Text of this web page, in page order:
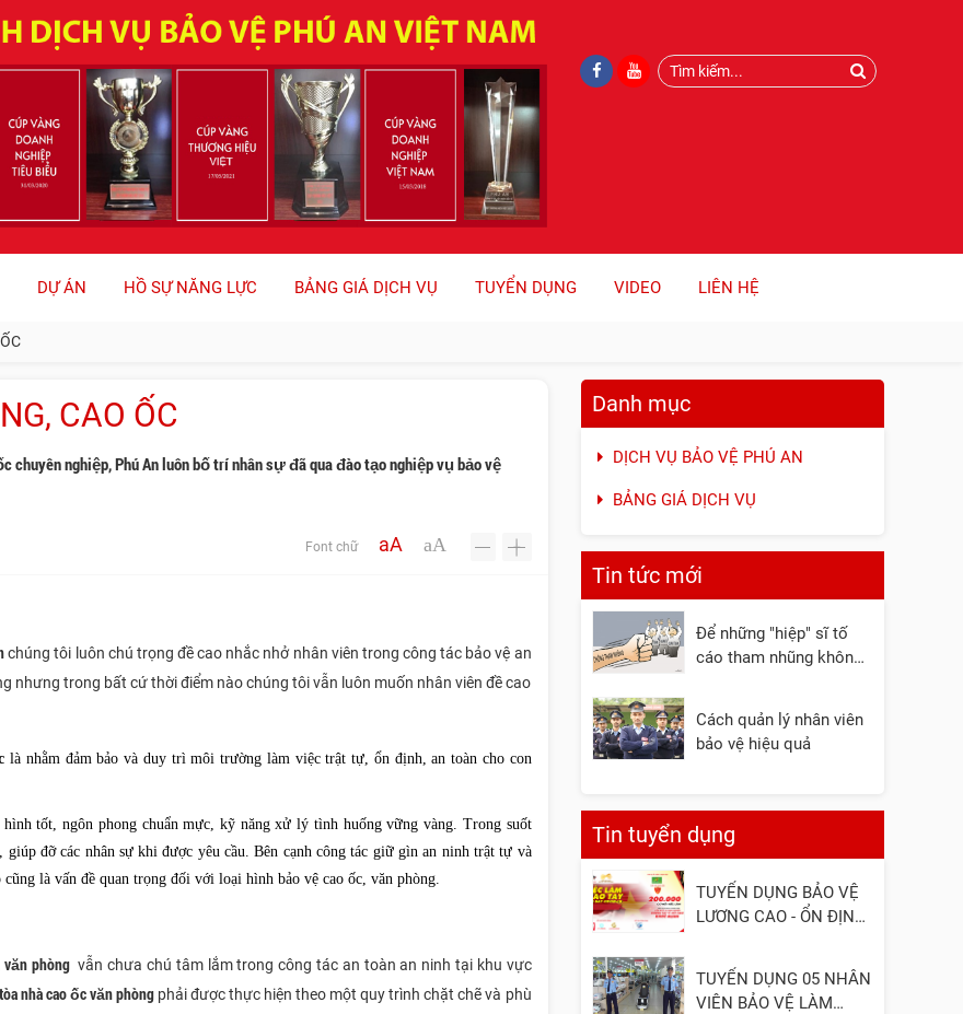
DỰ ÁN HỒ SỰ NĂNG LỰC BẢNG GIÁ DỊCH VỤ TUYỂN DỤNG VIDEO LIÊN HỆ
CAO ỐC
chuyên nghiệp, Phú An luôn bố trí nhân sự đã qua đào tạo nghiệp vụ bảo vệ
Font chữ aA aA - +
chúng tôi luôn chú trọng đề cao nhắc nhở nhân viên trong công tác bảo vệ an
nhưng trong bất cứ thời điểm nào chúng tôi vẫn luôn muốn nhân viên đề cao
là nhằm đảm bảo và duy trì môi trường làm việc trật tự, ổn định, an toàn cho con
tốt, ngôn phong chuẩn mực, kỹ năng xử lý tình huống vững vàng. Trong suốt
đỡ các nhân sự khi được yêu cầu. Bên cạnh công tác giữ gìn an ninh trật tự và
là vấn đề quan trọng đối với loại hình bảo vệ cao ốc, văn phòng.
văn phòng vẫn chưa chú tâm lắm trong công tác an toàn an ninh tại khu vực
tòa nhà cao ốc văn phòng phải được thực hiện theo một quy trình chặt chẽ và phù
Danh mục
DỊCH VỤ BẢO VỆ PHÚ AN
BẢNG GIÁ DỊCH VỤ
Tin tức mới
Để những "hiệp" sĩ tố
cáo tham nhũng không
Cách quản lý nhân viên
bảo vệ hiệu quả
Tin tuyển dụng
TUYỂN DỤNG BẢO VỆ
LƯƠNG CAO - ỔN ĐỊNH
TUYỂN DỤNG 05 NHÂN
VIÊN BẢO VỆ LÀM